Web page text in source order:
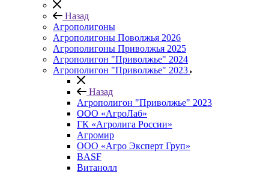
Назад
Агрополигоны
Агрополигоны Поволжья 2026
Агрополигоны Приволжья 2025
Агрополигон "Приволжье" 2024
Агрополигон "Приволжье" 2023
Назад
Агрополигон "Приволжье" 2023
ООО «АгроЛаб»
ГК «Агролига России»
Агромир
ООО «Агро Эксперт Груп»
BASF
Витанолл